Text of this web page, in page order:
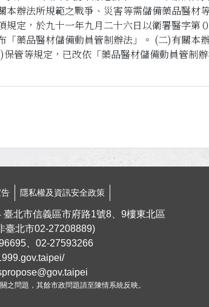
本辦法所規範之戰爭、災害等需儲備藥品醫材
規定，於九十一年九月二十六日以衛署醫字第
「藥品醫材儲備動員管制辦法」。 (二)有關本
管等規定，已改依「藥品醫材儲備動員管制
隱私權及資訊安全政策
臺北市信義區市府路1號8、9樓東北區
臺北市02-27208889)
、02-27593266
之問題，其餘市政問題請至陳情系統反映。